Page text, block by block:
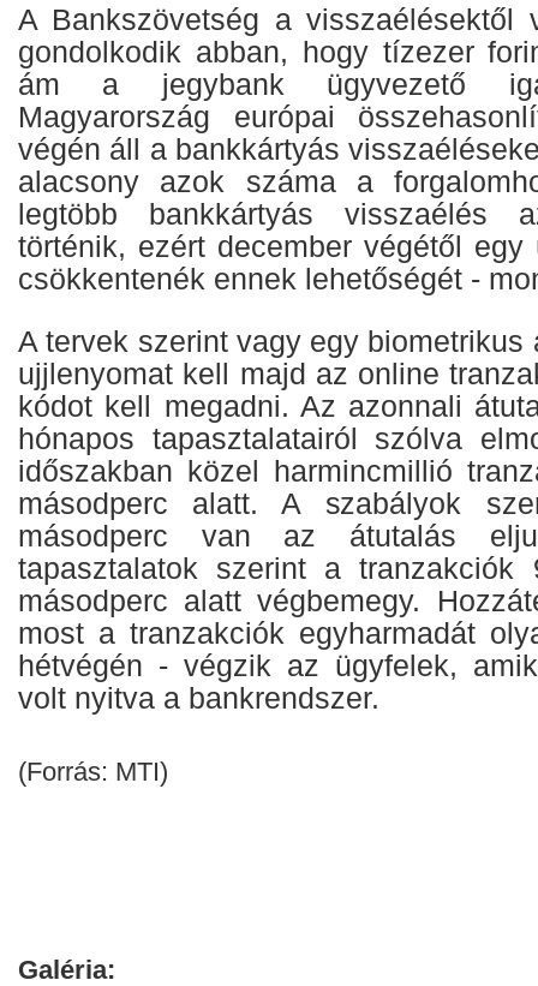
A Bankszövetség a visszaélésektől
gondolkodik abban, hogy tízezer
ám a jegybank ügyvezető
Magyarország európai
végén áll a bankkártyás
alacsony azok száma a
legtöbb bankkártyás visszaélés
történik, ezért december végétől egy
csökkentenék ennek lehetőségét -
A tervek szerint vagy egy biometrikus
ujjlenyomat kell majd az online
kódot kell megadni. Az azonnali
hónapos tapasztalatairól szólva
időszakban közel harmincmillió
másodperc alatt. A szabályok
másodperc van az átutalás
tapasztalatok szerint a tranzakciók
másodperc alatt végbemegy.
most a tranzakciók egyharmadát
hétvégén - végzik az ügyfelek,
volt nyitva a bankrendszer.
(Forrás: MTI)
Galéria: